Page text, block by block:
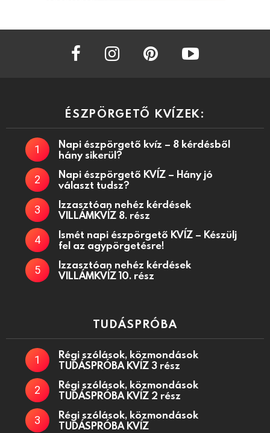
facebook instagram
ÉSZPÖRGETŐ KVÍZEK:
Napi észpörgető kvíz – 8 kérdésből
hány sikerül?
Napi észpörgető KVÍZ – Hány jó
választ tudsz?
Izzasztóan nehéz kérdések
VILLÁMKVÍZ 8. rész
Ismét napi észpörgető KVÍZ – Készülj
fel az agypörgetésre!
Izzasztóan nehéz kérdések
VILLÁMKVÍZ 10. rész
TUDÁSPRÓBA
Régi szólások, közmondások
TUDÁSPRÓBA KVÍZ 3 rész
Régi szólások, közmondások
TUDÁSPRÓBA KVÍZ 2 rész
Régi szólások, közmondások
TUDÁSPRÓBA KVÍZ